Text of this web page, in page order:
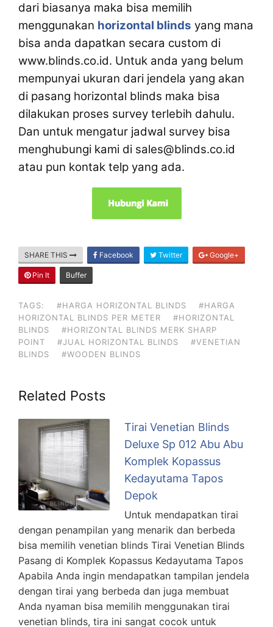
dari biasanya maka bisa memilih
menggunakan horizontal blinds yang mana
bisa anda dapatkan secara custom di
www.blinds.co.id. Untuk anda yang belum
mempunyai ukuran dari jendela yang akan
di pasang horizontal blinds maka bisa
dilakukan proses survey terlebih dahulu.
Dan untuk mengatur jadwal survey bisa
menghubungi kami di sales@blinds.co.id
atau pun kontak telp yang ada.
SHARE THIS Facebook Twitter Google+
Pin It Buffer
TAGS: #HARGA HORIZONTAL BLINDS
#HARGA
HORIZONTAL BLINDS PER METER
#HORIZONTAL
BLINDS
#HORIZONTAL BLINDS MERK SHARP
POINT
#JUAL HORIZONTAL BLINDS
#VENETIAN
BLINDS
#WOODEN BLINDS
Related Posts
Tirai Venetian Blinds
Deluxe Sp 012 Abu Abu
Komplek Kopassus
Kedayutama Tapos
Depok
Untuk mendapatkan tirai
dengan penampilan yang menarik dan berbeda
bisa memilih venetian blinds Tirai Venetian Blinds
Pasang di Komplek Kopassus Kedayutama Tapos
Apabila Anda ingin mendapatkan tampilan jendela
dengan tirai yang berbeda dan juga membuat
Anda nyaman bisa memilih menggunakan tirai
venetian blinds, tira ini sangat cocok untuk